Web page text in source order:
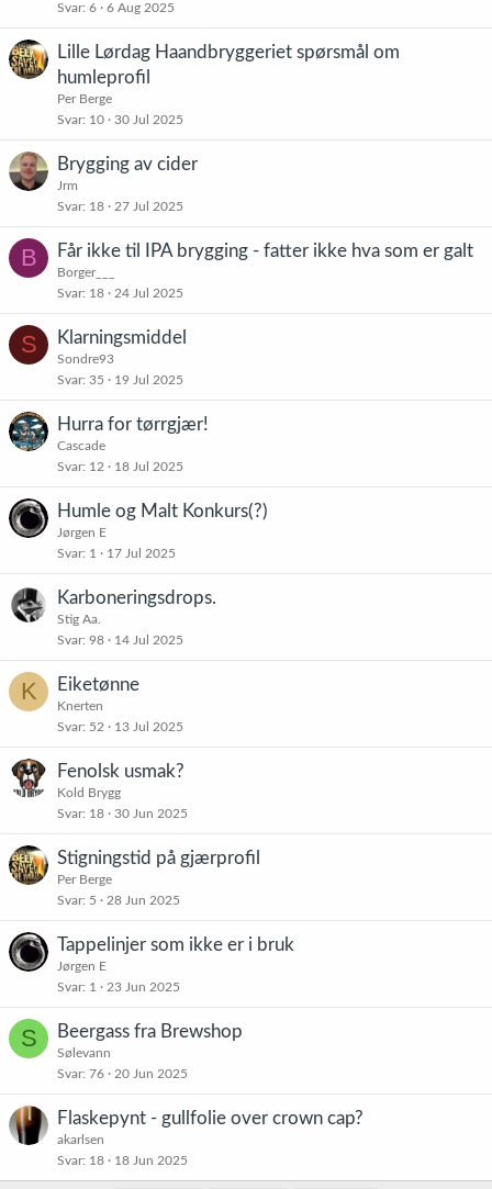
Svar 6 6 Aug 2025
Lille Lørdag Haandbryggeriet spørsmål om
humleprofil
Per Berge
Svar 10 30 Jul 2025
Brygging av cider
Jrm
Svar 18 27 Jul 2025
B Får ikke til IPA brygging - fatter ikke hva som er galt
Borger___
Svar 18 24 Jul 2025
S Klarningsmiddel
Sondre93
Svar 35 19 Jul 2025
Hurra for tørrgjær!
Cascade
Svar 12 18 Jul 2025
Humle og Malt Konkurs(?)
Jørgen E
Svar 1 17 Jul 2025
Karboneringsdrops.
Stig Aa.
Svar 98 14 Jul 2025
K Eiketønne
Knerten
Svar 52 13 Jul 2025
Fenolsk usmak?
Kold Brygg
Svar 18 30 Jun 2025
Stigningstid på gjærprofil
Per Berge
Svar 5 28 Jun 2025
Tappelinjer som ikke er i bruk
Jørgen E
Svar 1 23 Jun 2025
S Beergass fra Brewshop
Sølevann
Svar 76 20 Jun 2025
Flaskepynt - gullfolie over crown cap?
akarlsen
Svar 18 18 Jun 2025